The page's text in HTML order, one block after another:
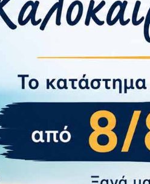
Δίκτυο
WLAN
Wi-Fi Hotspot
NFC
Λοιπά
Αφαιρούμενη Μπαταρία
Μπαταρία Fast charging
Ραδιόφωνο
Δακτυλικό αποτύπωμα